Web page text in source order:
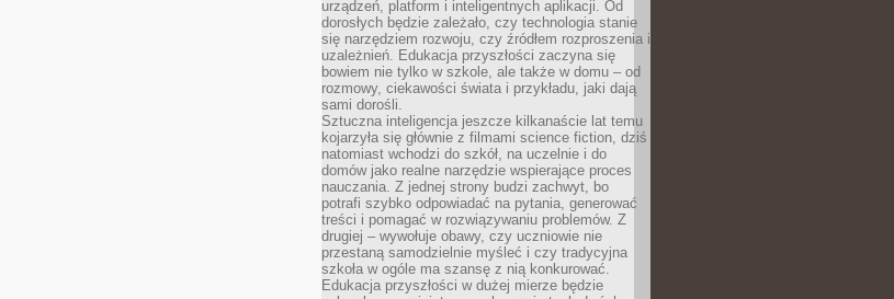
urządzeń, platform i inteligentnych aplikacji. Od
dorosłych będzie zależało, czy technologia stanie
się narzędziem rozwoju, czy źródłem rozproszenia i
uzależnień. Edukacja przyszłości zaczyna się
bowiem nie tylko w szkole, ale także w domu – od
rozmowy, ciekawości świata i przykładu, jaki dają
sami dorośli.
Sztuczna inteligencja jeszcze kilkanaście lat temu
kojarzyła się głównie z filmami science fiction, dziś
natomiast wchodzi do szkół, na uczelnie i do
domów jako realne narzędzie wspierające proces
nauczania. Z jednej strony budzi zachwyt, bo
potrafi szybko odpowiadać na pytania, generować
treści i pomagać w rozwiązywaniu problemów. Z
drugiej – wywołuje obawy, czy uczniowie nie
przestaną samodzielnie myśleć i czy tradycyjna
szkoła w ogóle ma szansę z nią konkurować.
Edukacja przyszłości w dużej mierze będzie